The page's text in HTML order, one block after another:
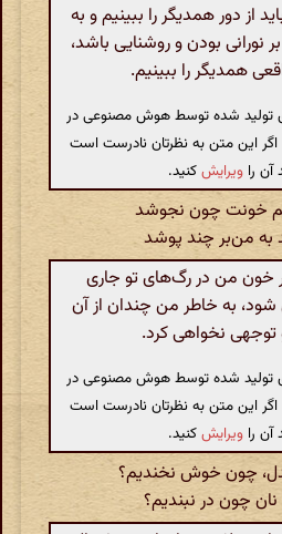
دور همدیگر را ببینیم و به
نورانی بودن و روشنایی باشد،
همدیگر را ببینیم.
تولید شده توسط هوش مصنوعی در
اگر این متن به نظرتان نادرست است
آن را ویرایشکنید.
خونت چون نجوشد
به من‌بر چند پوشد
من در رگ‌های تو جاری
به خاطر من چندان از آن
نخواهی کرد.
تولید شده توسط هوش مصنوعی در
اگر این متن به نظرتان نادرست است
آن را ویرایشکنید.
چون خوش نخندیم‌؟
نان چون در نبندیم‌؟